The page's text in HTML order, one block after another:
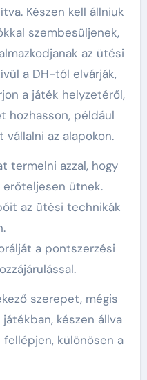
Készen kell állniuk
szembesüljenek,
az ütési
a DH-tól elvárják,
a játék helyzetéről,
hozhasson, például
az alapokon.
termelni azzal, hogy
erőteljesen ütnek.
az ütési technikák
a pontszerzési
szerepet, mégis
készen állva
fellépjen, különösen a